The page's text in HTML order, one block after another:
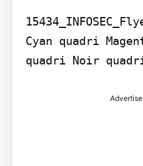
Cyan quadri
quadri Noir